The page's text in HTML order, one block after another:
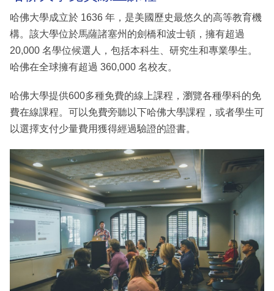
哈佛大學成立於 1636 年，是美國歷史最悠久的高等教育機
構。該大學位於馬薩諸塞州的劍橋和波士頓，擁有超過
20,000 名學位候選人，包括本科生、研究生和專業學生。
哈佛在全球擁有超過 360,000 名校友。
哈佛大學提供600多種免費的線上課程，瀏覽各種學科的免
費在線課程。可以免費旁聽以下哈佛大學課程，或者學生可
以選擇支付少量費用獲得經過驗證的證書。